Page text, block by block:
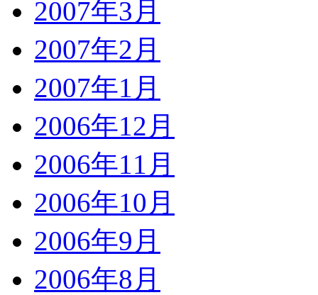
2007年3月
2007年2月
2007年1月
2006年12月
2006年11月
2006年10月
2006年9月
2006年8月